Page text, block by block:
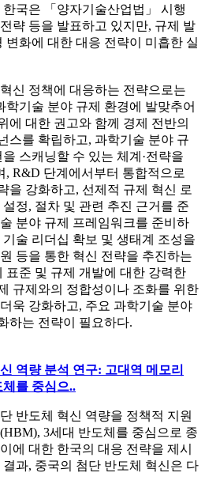
국은 「양자기술산업법」 시행
략 등을 발표하고 있지만, 규제 발
변화에 대한 대응 전략이 미흡한 실
신 정책에 대응하는 전략으로는
학기술 분야 규제 환경에 발맞추어
에 대한 권고와 함께 경제 전반의
스를 확립하고, 과학기술 분야 규
스캐닝할 수 있는 체계·전략을
, R&D 단계에서부터 통합적으로
을 강화하고, 선제적 규제 혁신 로
정, 절차 및 관련 추진 근거를 준
분야 규제 프레임워크를 준비하
술 리더십 확보 및 생태계 조성을
등을 통한 혁신 전략을 추진하는
표준 및 규제 개발에 대한 강력한
규제와의 정합성이나 조화를 위한
욱 강화하고, 주요 과학기술 분야
하는 전략이 필요하다.
역량 분석 연구: 고대역 메모리
를 중심으..
반도체 혁신 역량을 정책적 지원
3세대 반도체를 중심으로 종
에 대한 한국의 대응 전략을 제시
과, 중국의 첨단 반도체 혁신은 다